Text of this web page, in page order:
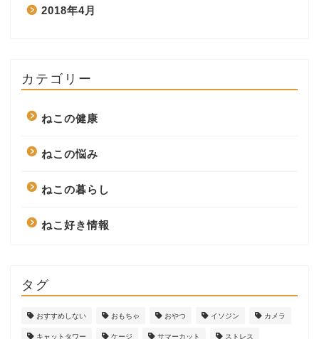
2018年4月
カテゴリー
ねこの健康
ねこの悩み
ねこの暮らし
ねこ好き情報
タグ
おすすめしない おもちゃ おやつ イソジン カメラ
キャットタワー ケージ サマーカット ストレス